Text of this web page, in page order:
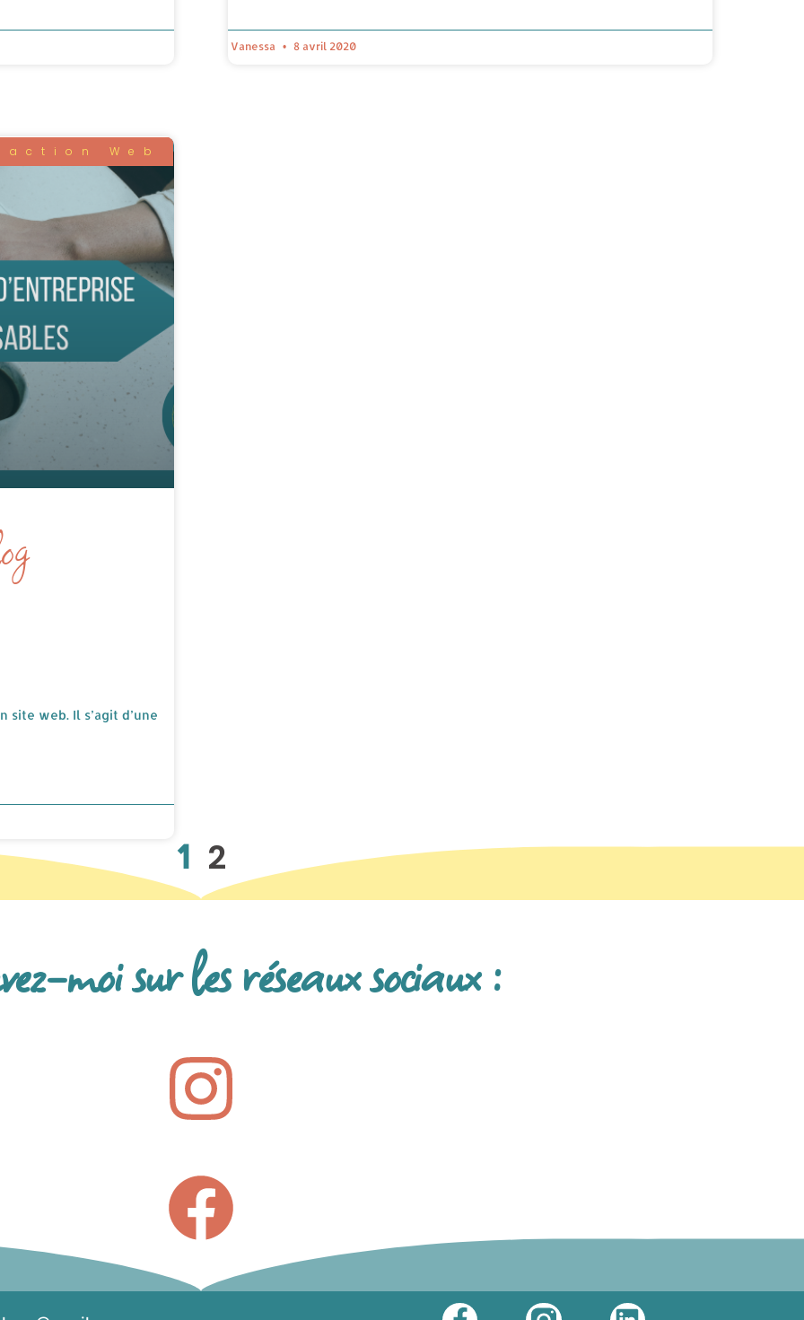
Vanessa 8 avril 2020
Web
site web. Il s’agit d’une
1 2
moi sur les réseaux sociaux :